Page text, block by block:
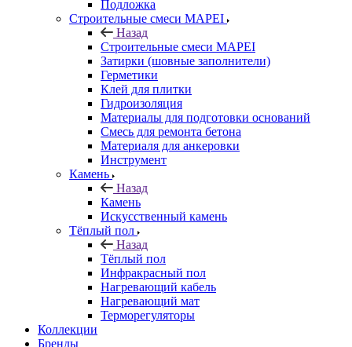
Подложка
Строительные смеси MAPEI
Назад
Строительные смеси MAPEI
Затирки (шовные заполнители)
Герметики
Клей для плитки
Гидроизоляция
Материалы для подготовки оснований
Смесь для ремонта бетона
Материаля для анкеровки
Инструмент
Камень
Назад
Камень
Искусственный камень
Тёплый пол
Назад
Тёплый пол
Инфракрасный пол
Нагревающий кабель
Нагревающий мат
Терморегуляторы
Коллекции
Бренды